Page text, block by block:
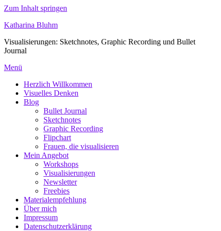
Zum Inhalt springen
Katharina Bluhm
Visualisierungen: Sketchnotes, Graphic Recording und Bullet
Journal
Menü
Herzlich Willkommen
Visuelles Denken
Blog
Bullet Journal
Sketchnotes
Graphic Recording
Flipchart
Frauen, die visualisieren
Mein Angebot
Workshops
Visualisierungen
Newsletter
Freebies
Materialempfehlung
Über mich
Impressum
Datenschutzerklärung